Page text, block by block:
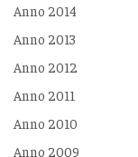
Anno 2014
Anno 2013
Anno 2012
Anno 2011
Anno 2010
Anno 2009